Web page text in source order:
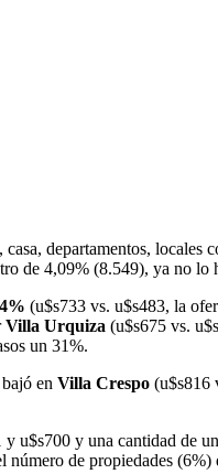
departamentos,
de 4,09% (8.549), ya no lo
(u$s733 vs. u$s483, la
Villa Urquiza (u$s675 vs.
un 31%.
en Villa Crespo (u$s816
y una cantidad de
de propiedades